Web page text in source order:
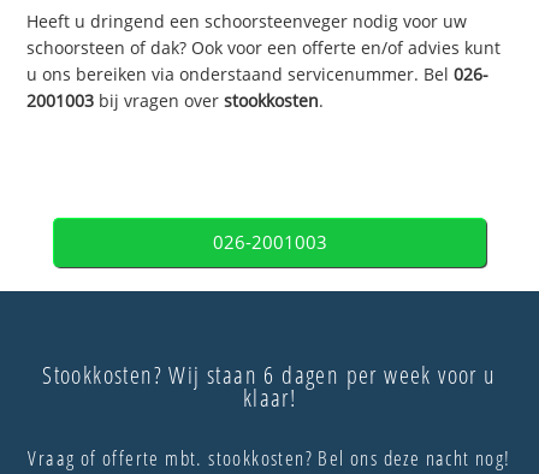
Heeft u dringend een schoorsteenveger nodig voor uw
schoorsteen of dak? Ook voor een offerte en/of advies kunt
u ons bereiken via onderstaand servicenummer. Bel026-
2001003 bij vragen overstookkosten.
026-2001003
Stookkosten? Wij staan 6 dagen per week voor u
klaar!
Vraag of offerte mbt. stookkosten? Bel ons deze nacht nog!